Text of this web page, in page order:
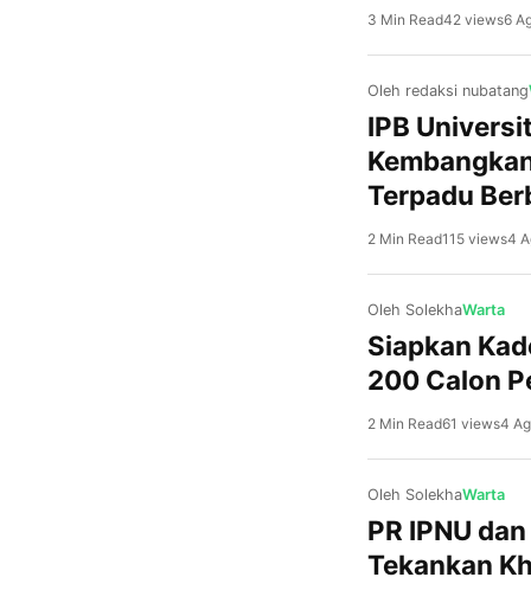
3 Min Read42 views6
Oleh redaksi nubatang
IPB
Terpadu
2 Min Read115 views4
Oleh SolekhaWarta
Siapkan
200 Calon
2 Min Read61 views4
Oleh SolekhaWarta
PR IPNU
Tekankan